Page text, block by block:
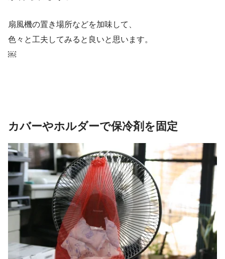
扇風機の置き場所などを加味して、
色々と工夫してみると良いと思います。
￼
カバーやホルダーで保冷剤を固定